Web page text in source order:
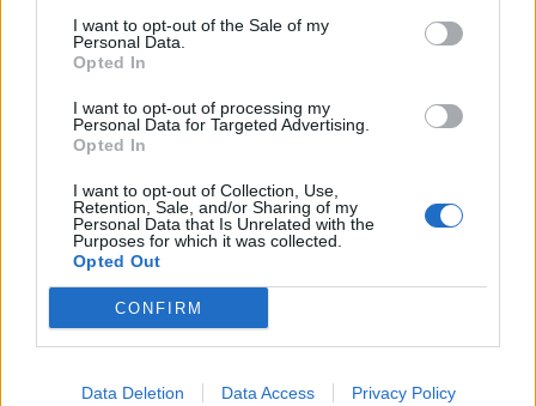
I want to opt-out of the Sale of my
Personal Data.
Opted In
I want to opt-out of processing my
Personal Data for Targeted Advertising.
Opted In
I want to opt-out of Collection, Use,
Retention, Sale, and/or Sharing of my
Personal Data that Is Unrelated with the
Purposes for which it was collected.
Opted Out
CONFIRM
Data Deletion Data Access Privacy Policy
particolarmente dai compagni. Chissà quante birre
sarebbe disposto a pagargli per questo un pigro come